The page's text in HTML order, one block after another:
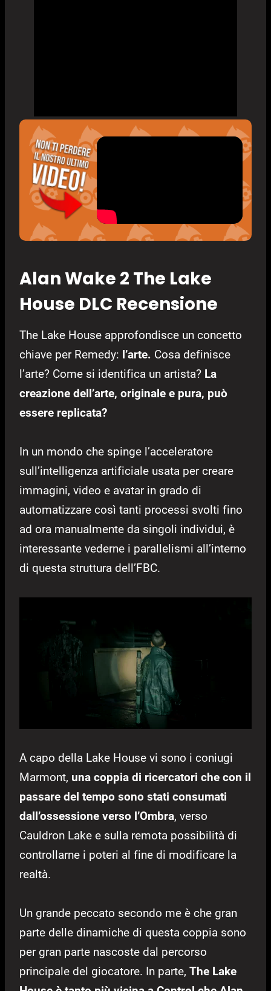
Alan Wake 2 The Lake
House DLC Recensione
The Lake House approfondisce un concetto
chiave per Remedy: l’arte. Cosa definisce
l’arte? Come si identifica un artista? La
creazione dell’arte, originale e pura, può
essere replicata?
In un mondo che spinge l’acceleratore
sull’intelligenza artificiale usata per creare
immagini, video e avatar in grado di
automatizzare così tanti processi svolti fino
ad ora manualmente da singoli individui, è
interessante vederne i parallelismi all’interno
di questa struttura dell’FBC.
A capo della Lake House vi sono i coniugi
Marmont, una coppia di ricercatori che con il
passare del tempo sono stati consumati
dall’ossessione verso l’Ombra, verso
Cauldron Lake e sulla remota possibilità di
controllarne i poteri al fine di modificare la
realtà.
Un grande peccato secondo me è che gran
parte delle dinamiche di questa coppia sono
per gran parte nascoste dal percorso
principale del giocatore. In parte, The Lake